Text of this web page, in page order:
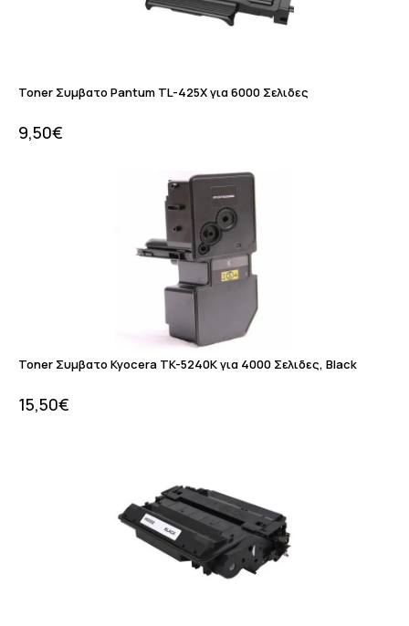
Toner Συμβατο Pantum TL-425X για 6000 Σελιδες
9,50€
Toner Συμβατο Kyocera TK-5240K για 4000 Σελιδες, Black
15,50€